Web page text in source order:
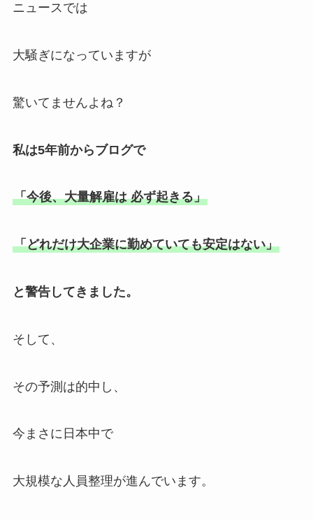
ニュースでは
大騒ぎになっていますが
驚いてませんよね？
私は5年前からブログで
「今後、大量解雇は 必ず起きる」
「どれだけ大企業に勤めていても安定はない」
と警告してきました。
そして、
その予測は的中し、
今まさに日本中で
大規模な人員整理が進んでいます。